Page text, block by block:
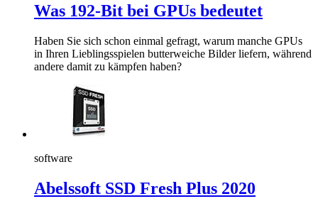
Was 192-Bit bei GPUs bedeutet
Haben Sie sich schon einmal gefragt, warum manche GPUs
in Ihren Lieblingsspielen butterweiche Bilder liefern, während
andere damit zu kämpfen haben?
software
Abelssoft SSD Fresh Plus 2020